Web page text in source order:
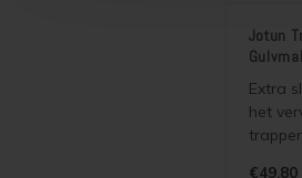
Jotun
Extra
het
€49,80